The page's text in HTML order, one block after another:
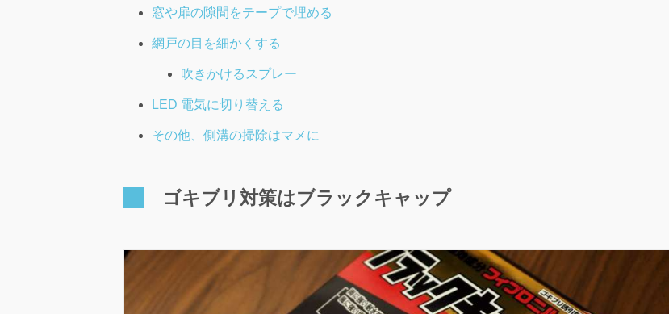
窓や扉の隙間をテープで埋める
網戸の目を細かくする
吹きかけるスプレー
LED 電気に切り替える
その他、側溝の掃除はマメに
ゴキブリ対策はブラックキャップ